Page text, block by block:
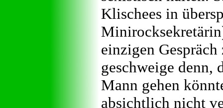
Klischees in
einzigen
geschweige denn,
Mann gehen
absichtlich nicht